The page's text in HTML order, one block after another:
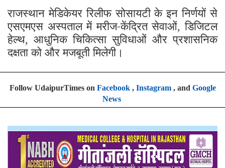
राजस्थान मेडिकेयर रिलीफ सोसायटी के इन निर्णयों से
एसएमएस अस्पताल में मरीज-केंद्रित सेवाओं,डिजिटल
हेल्थ, आधुनिक चिकित्सा सुविधाओं और प्रशासनिक
दक्षता को और मजबूती मिलेगी।
Follow UdaipurTimes on Facebook, Instagram, and Google
News